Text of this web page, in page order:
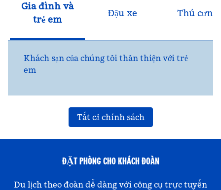
Gia đình và
trẻ em
Đậu xe Thú cưng
Khách sạn của chúng tôi thân thiện với trẻ
em
Tất cả chính sách
ĐẶT PHÒNG CHO KHÁCH ĐOÀN
Du lịch theo đoàn dễ dàng với công cụ trực tuyến